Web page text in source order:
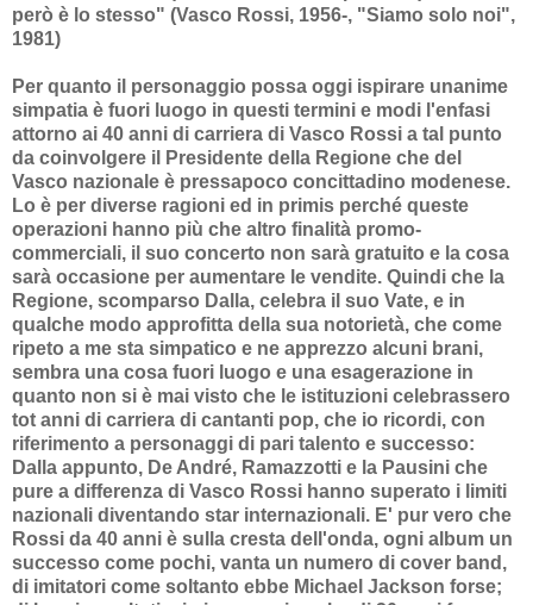
però è lo stesso" (Vasco Rossi, 1956-, "Siamo solo noi",
1981)
Per quanto il personaggio possa oggi ispirare unanime
simpatia è fuori luogo in questi termini e modi l'enfasi
attorno ai 40 anni di carriera di Vasco Rossi a tal punto
da coinvolgere il Presidente della Regione che del
Vasco nazionale è pressapoco concittadino modenese.
Lo è per diverse ragioni ed in primis perché queste
operazioni hanno più che altro finalità promo-
commerciali, il suo concerto non sarà gratuito e la cosa
sarà occasione per aumentare le vendite. Quindi che la
Regione, scomparso Dalla, celebra il suo Vate, e in
qualche modo approfitta della sua notorietà, che come
ripeto a me sta simpatico e ne apprezzo alcuni brani,
sembra una cosa fuori luogo e una esagerazione in
quanto non si è mai visto che le istituzioni celebrassero
tot anni di carriera di cantanti pop, che io ricordi, con
riferimento a personaggi di pari talento e successo:
Dalla appunto, De André, Ramazzotti e la Pausini che
pure a differenza di Vasco Rossi hanno superato i limiti
nazionali diventando star internazionali. E' pur vero che
Rossi da 40 anni è sulla cresta dell'onda, ogni album un
successo come pochi, vanta un numero di cover band,
di imitatori come soltanto ebbe Michael Jackson forse;